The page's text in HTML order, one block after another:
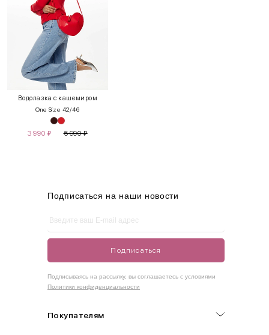
Водолазка с кашемиром
One Size 42/46
3 990 ₽ 5 990₽
INT RUS
42-44
42-50
Как правильно себя обмерить
Измеряется по самым выступающим точкам.
Покупателям
Подписаться на наши новости
Подписаться
Подписываясь на рассылку, вы соглашаетесь с условиями
Политики конфиденциальности